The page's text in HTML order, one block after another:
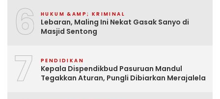
6 HUKUM &AMP; KRIMINAL
Lebaran, Maling Ini Nekat Gasak Sanyo di
Masjid Sentong
7 PENDIDIKAN
Kepala Dispendikbud Pasuruan Mandul
Tegakkan Aturan, Pungli Dibiarkan Merajalela